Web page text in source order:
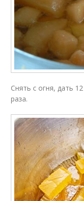
Снять с огня, дать
раза.